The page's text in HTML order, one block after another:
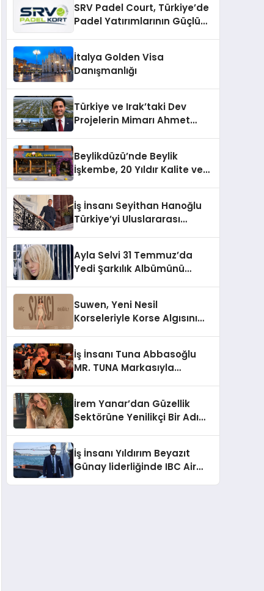
SRV Padel Court, Türkiye’de
Padel Yatırımlarının Güçlü
İtalya Golden Visa
Danışmanlığı
Türkiye ve Irak’taki Dev
Projelerin Mimarı Ahmet
Holding Industrial City”
Projesini Hayata Geçirecek
Beylikdüzü’nde Beylik
İşkembe, 20 Yıldır Kalite ve
İş İnsanı Seyithan Hanoğlu
Türkiye’yi Uluslararası
Ayla Selvi 31 Temmuz’da
Yedi Şarkılık Albümünü
Suwen, Yeni Nesil
Korseleriyle Korse Algısını
İş İnsanı Tuna Abbasoğlu
MR. TUNA Markasıyla
İrem Yanar’dan Güzellik
Sektörüne Yenilikçi Bir Adım:
İş İnsanı Yıldırım Beyazıt
Günay liderliğinde IBC Air